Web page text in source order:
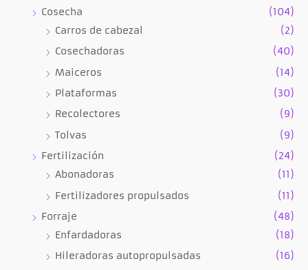
Cosecha
(104)
Carros de cabezal
(2)
Cosechadoras
(40)
Maiceros
(14)
Plataformas
(30)
Recolectores
(9)
Tolvas
(9)
Fertilización
(24)
Abonadoras
(11)
Fertilizadores propulsados
(11)
Forraje
(48)
Enfardadoras
(18)
Hileradoras autopropulsadas
(16)